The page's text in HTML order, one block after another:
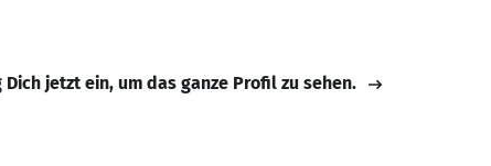
Dich jetzt ein, um das ganze Profil zu sehen.